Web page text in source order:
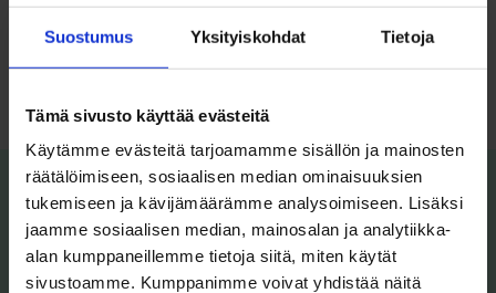
Suostumus Yksityiskohdat Tietoja
Tämä sivusto käyttää evästeitä
Käytämme evästeitä tarjoamamme sisällön ja mainosten
räätälöimiseen, sosiaalisen median ominaisuuksien
tukemiseen ja kävijämäärämme analysoimiseen. Lisäksi
jaamme sosiaalisen median, mainosalan ja analytiikka-
alan kumppaneillemme tietoja siitä, miten käytät
sivustoamme. Kumppanimme voivat yhdistää näitä
Nepsy
Kysy tai keskustele aiheesta
Pulmakulmassa